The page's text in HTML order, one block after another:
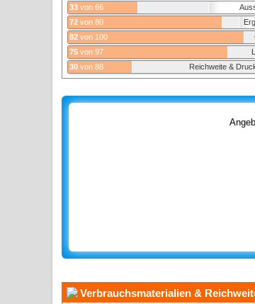
33 von 66
72 von 80
82 von 100
75 von 97
30 von 88 Reichweite &
Verbrauchsmaterialien &